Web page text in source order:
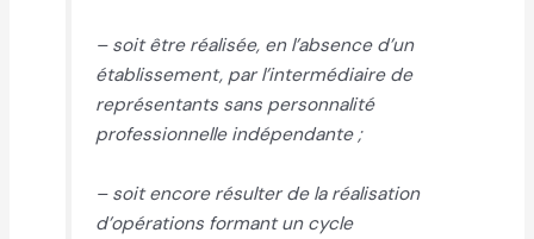
– soit être réalisée, en l’absence d’un
établissement, par l’intermédiaire de
représentants sans personnalité
professionnelle indépendante ;
– soit encore résulter de la réalisation
d’opérations formant un cycle